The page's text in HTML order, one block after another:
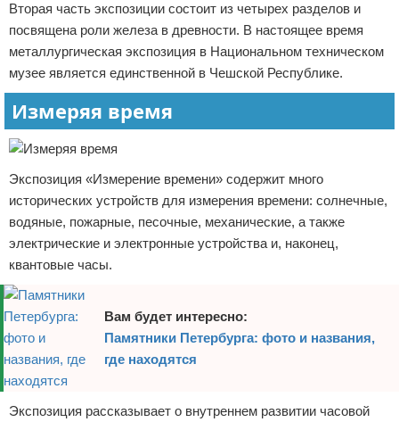
Вторая часть экспозиции состоит из четырех разделов и
посвящена роли железа в древности. В настоящее время
металлургическая экспозиция в Национальном техническом
музее является единственной в Чешской Республике.
Измеряя время
Экспозиция «Измерение времени» содержит много
исторических устройств для измерения времени: солнечные,
водяные, пожарные, песочные, механические, а также
электрические и электронные устройства и, наконец,
квантовые часы.
Вам будет интересно:
Памятники Петербурга: фото и названия,
где находятся
Экспозиция рассказывает о внутреннем развитии часовой